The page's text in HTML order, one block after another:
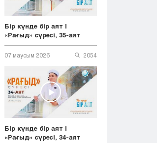
Бір күнде бір аят |
«Рағыд» сүресі, 35-аят
07 маусым 2026 2054
Бір күнде бір аят |
«Рағыд» сүресі, 34-аят